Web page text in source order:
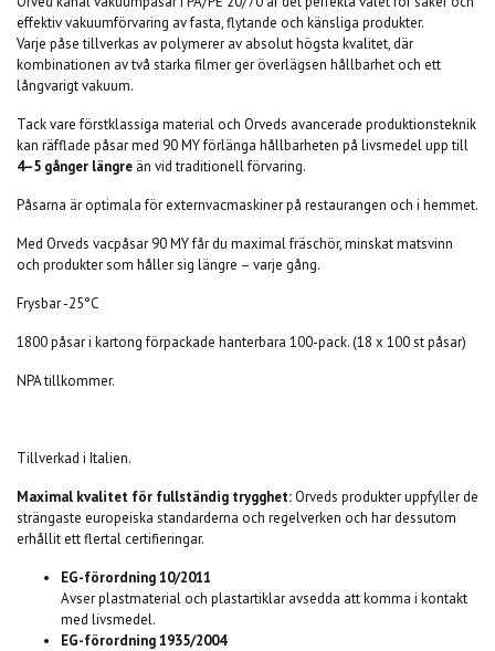
effektiv vakuumförvaring av fasta, flytande och känsliga produkter.
Varje påse tillverkas av polymerer av absolut högsta kvalitet, där
kombinationen av två starka filmer ger överlägsen hållbarhet och ett
långvarigt vakuum.
Tack vare förstklassiga material och Orveds avancerade produktionsteknik
kan räfflade påsar med 90 MY förlänga hållbarheten på livsmedel upp till
4–5 gånger längre än vid traditionell förvaring.
Påsarna är optimala för externvacmaskiner på restaurangen och i hemmet.
Med Orveds vacpåsar 90 MY får du maximal fräschör, minskat matsvinn
och produkter som håller sig längre – varje gång.
Frysbar -25°C
1800 påsar i kartong förpackade hanterbara 100-pack. (18 x 100 st påsar)
NPA tillkommer.
Tillverkad i Italien.
Maximal kvalitet för fullständig trygghet:Orveds produkter uppfyller de
strängaste europeiska standarderna och regelverken och har dessutom
erhållit ett flertal certifieringar.
EG-förordning 10/2011
Avser plastmaterial och plastartiklar avsedda att komma i kontakt
med livsmedel.
EG-förordning 1935/2004